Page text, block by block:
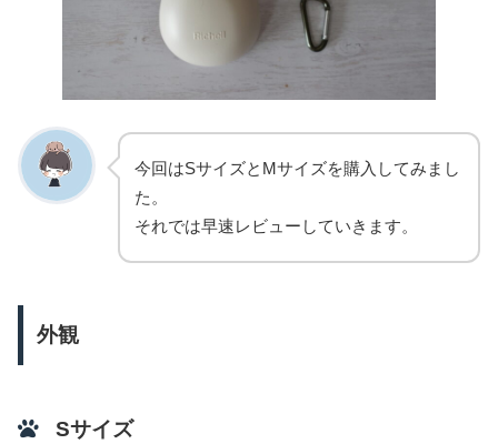
今回はSサイズとMサイズを購入してみまし
た。
それでは早速レビューしていきます。
外観
Sサイズ